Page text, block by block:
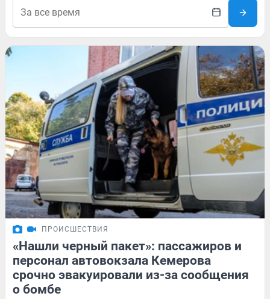
ПРОИСШЕСТВИЯ
«Нашли черный пакет»: пассажиров и
персонал автовокзала Кемерова
срочно эвакуировали из-за сообщения
о бомбе